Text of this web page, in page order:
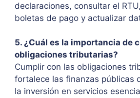
declaraciones, consultar el
boletas de pago y actualizar
5. ¿Cuál es la importancia de
obligaciones tributarias?
Cumplir con las obligaciones
fortalece las finanzas públicas
la inversión en servicios